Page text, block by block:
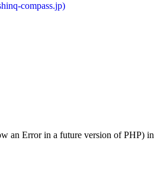
compass.jp)
an Error in a future version of PHP) in